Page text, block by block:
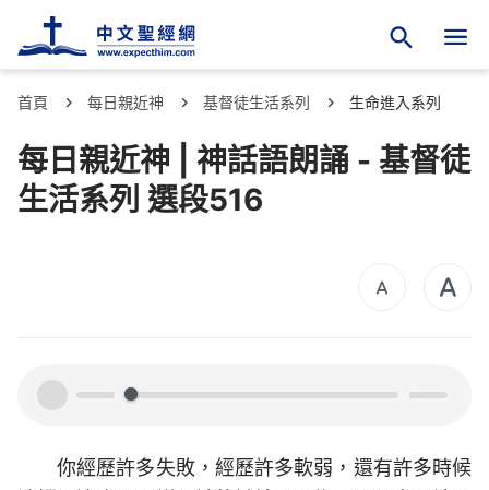
首頁 每日親近神 基督徒生活系列 生命進入系列
每日親近神 | 神話語朗誦 - 基督徒
生活系列 選段516
00:00 00:00
你經歷許多失敗，經歷許多軟弱，還有許多時候